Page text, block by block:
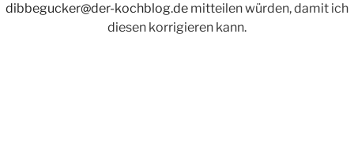
dibbegucker@der-kochblog.de mitteilen würden, damit ich
diesen korrigieren kann.